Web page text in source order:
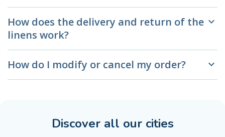
How does the delivery and return of the
linens work?
keyboard_arrow_down
How do I modify or cancel my order? keyboard_arrow_down
Discover all our cities